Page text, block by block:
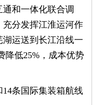
和一体化联合调
分发挥江淮运河作
运送到长江沿线一
降低25%，成本优势
条国际集装箱航线